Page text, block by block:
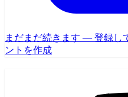
まだまだ続きます — 登録し
ントを作成